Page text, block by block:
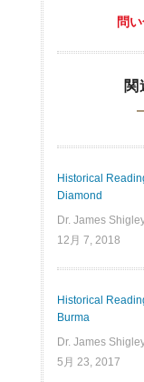
問
関
Historical
Diamond
Dr. James
12月 7, 2018
Historical
Burma
Dr. James
5月 23, 2017